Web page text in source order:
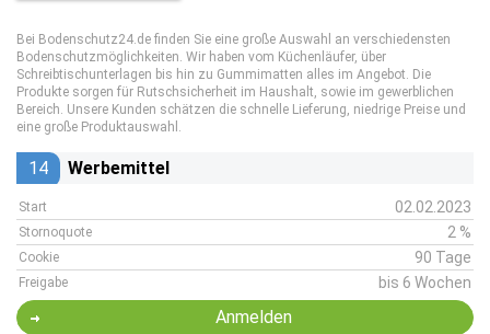
Bei Bodenschutz24.de finden Sie eine große Auswahl an verschiedensten
Bodenschutzmöglichkeiten. Wir haben vom Küchenläufer, über
Schreibtischunterlagen bis hin zu Gummimatten alles im Angebot. Die
Produkte sorgen für Rutschsicherheit im Haushalt, sowie im gewerblichen
Bereich. Unsere Kunden schätzen die schnelle Lieferung, niedrige Preise und
eine große Produktauswahl.
14 Werbemittel
Start 02.02.2023
Stornoquote 2 %
Cookie 90 Tage
Freigabe bis 6 Wochen
Anmelden